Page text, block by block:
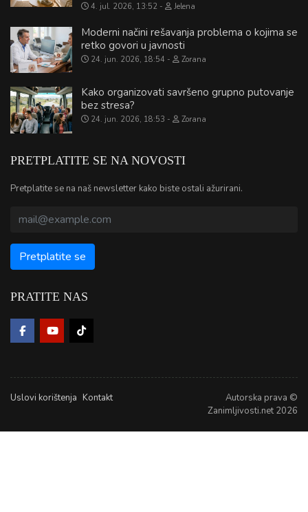
4. jul. 2026, 13:52 Jelena
Moderni načini rešavanja problema o kojima se
retko govori u javnosti
24. jun. 2026, 18:54 Zorana
Kako organizovati savršeno grupno putovanje
bez stresa?
24. jun. 2026, 18:53 Zorana
PRETPLATITE SE NA NOVOSTI
Pretplatite se na naš newsletter kako biste ostali ažurirani.
PRATITE NAS
Uslovi korištenja Kontakt
Autorska prava ©
Zanimljivosti.net 2026